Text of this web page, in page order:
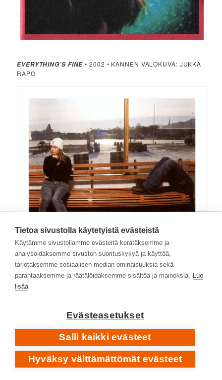
EVERYTHING’S FINE • 2002 • KANNEN VALOKUVA: JUKKA
RAPO
Tietoa sivustolla käytetyistä evästeistä
Käytämme sivustollamme evästeitä kerätäksemme ja
analysoidaksemme sivuston suorituskykyä ja käyttöä,
tarjotaksemme sosiaalisen median ominaisuuksia sekä
parantaaksemme ja räätälöidäksemme sisältöä ja mainoksia. Lue
lisää
Evästeasetukset
Salli kaikki evästeet
Hyväksy välttämättömät evästeet